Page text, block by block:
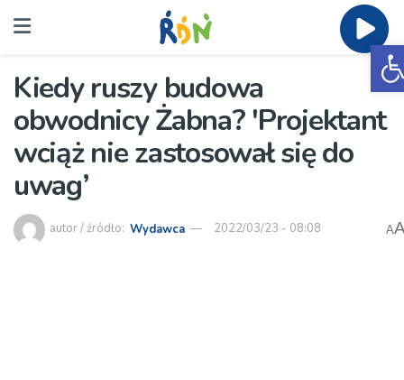
Kiedy ruszy budowa
obwodnicy Żabna? 'Projektant
wciąż nie zastosował się do
uwag’
autor / źródło: Wydawca 2022/03/23 - 08:08 A